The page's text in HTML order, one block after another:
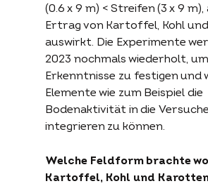
(0.6 x 9 m) < Streifen (3 x 9
Ertrag von Kartoffel, Kohl
auswirkt. Die Experimente
2023 nochmals wiederholt,
Erkenntnisse zu festigen und
Elemente wie zum Beispiel die
Bodenaktivität in die Versuche
integrieren zu können.
Welche Feldform brachte
Kartoffel, Kohl und